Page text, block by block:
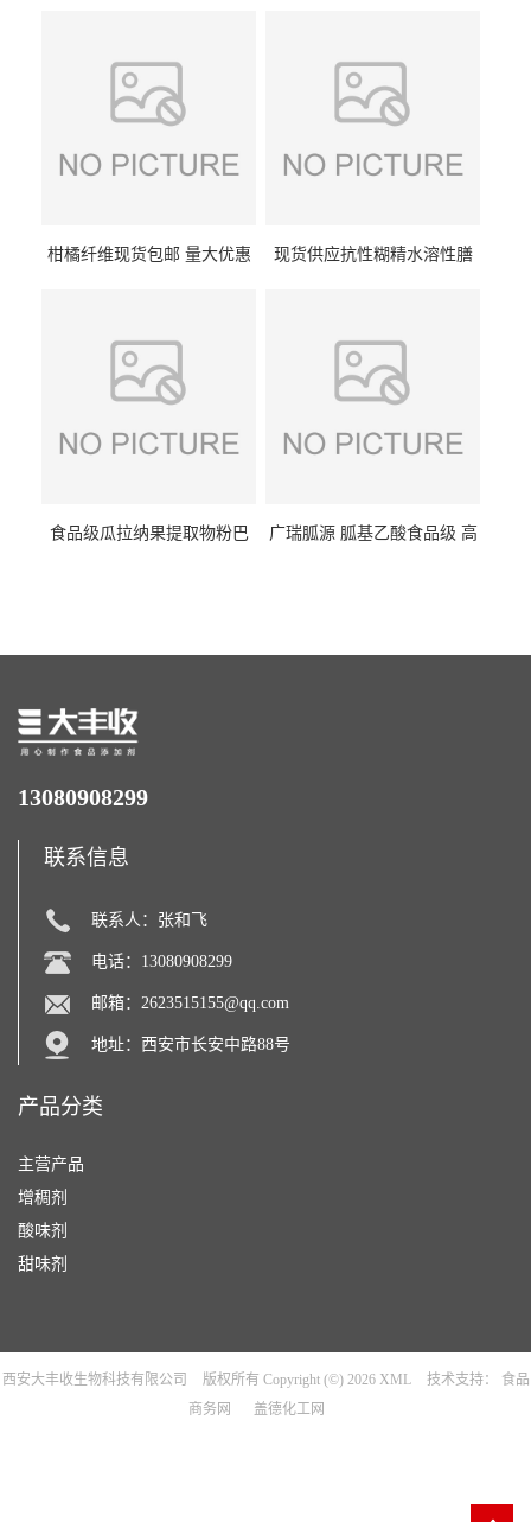
柑橘纤维现货包邮 量大优惠
现货供应抗性糊精水溶性膳
食品级瓜拉纳果提取物粉巴
广瑞胍源 胍基乙酸食品级 高
13080908299
联系信息
联系人：张和飞
电话：13080908299
邮箱： 2623515155@qq.com
地址：西安市长安中路88号
产品分类
主营产品
增稠剂
酸味剂
甜味剂
西安大丰收生物科技有限公司 版权所有 Copyright (©) 2026 XML 技术支持：
食品
商务网
盖德化工网